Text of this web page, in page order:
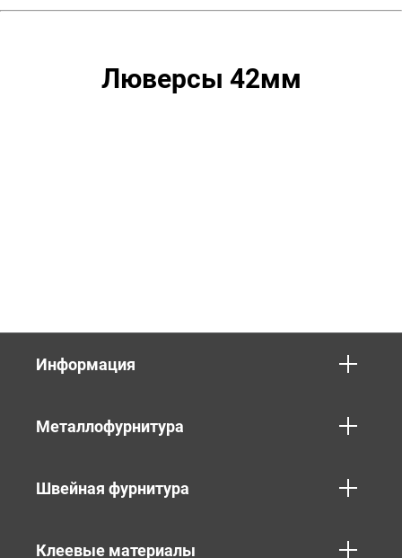
Люверсы 42мм
Информация
Металлофурнитура
Швейная фурнитура
Клеевые материалы